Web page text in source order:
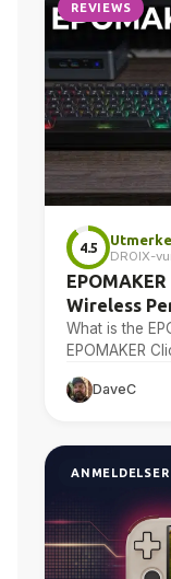
REVIEWS
4.5
DROIX-
Wireless
What is the
EPOMAKER
gaming
58g chassis,...
DaveC
ANMELDELSER